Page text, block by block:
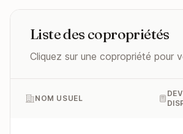
Liste des copropriétés
Cliquez sur une copropriété pour
NOM USUEL